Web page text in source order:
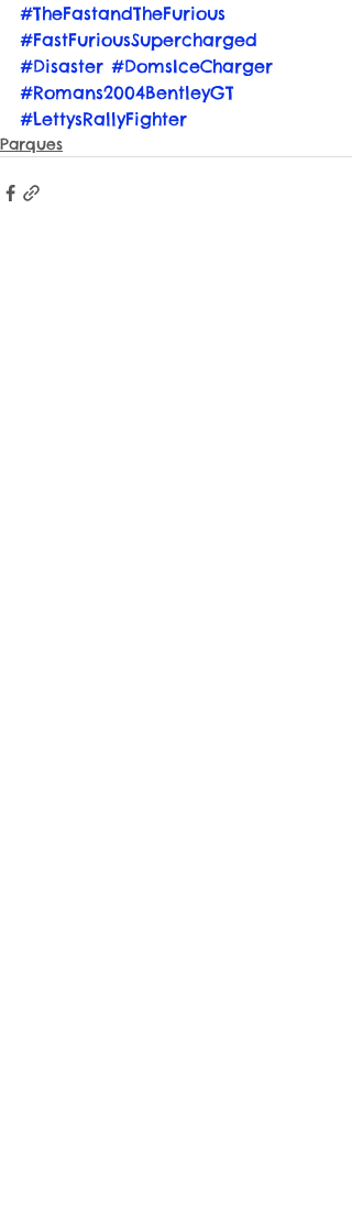
#TheFastandTheFurious
#FastFuriousSupercharged
#Disaster #DomsIceCharger
#Romans2004BentleyGT
#LettysRallyFighter
Parques